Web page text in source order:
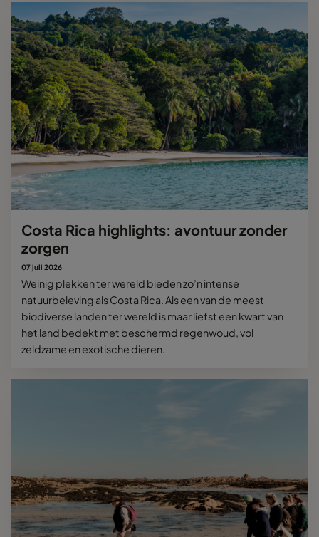
Costa Rica highlights: avontuur zonder
zorgen
07 juli 2026
Weinig plekken ter wereld bieden zo’n intense
natuurbeleving als Costa Rica. Als een van de meest
biodiverse landen ter wereld is maar liefst een kwart van
het land bedekt met beschermd regenwoud, vol
zeldzame en exotische dieren.